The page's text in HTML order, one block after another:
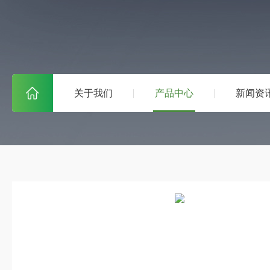
关于我们 产品中心 新闻资